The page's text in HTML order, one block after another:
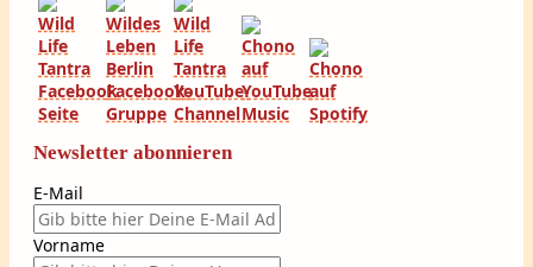
Newsletter abonnieren
E-Mail
Vorname